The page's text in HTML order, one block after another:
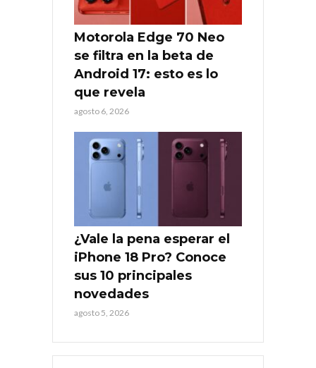
Motorola Edge 70 Neo
se filtra en la beta de
Android 17: esto es lo
que revela
agosto 6, 2026
¿Vale la pena esperar el
iPhone 18 Pro? Conoce
sus 10 principales
novedades
agosto 5, 2026